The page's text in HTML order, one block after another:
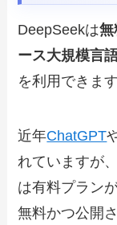
DeepSeekは無
ース大規模言
を利用できます
近年ChatGPT
れていますが
は有料プラン
無料かつ公開